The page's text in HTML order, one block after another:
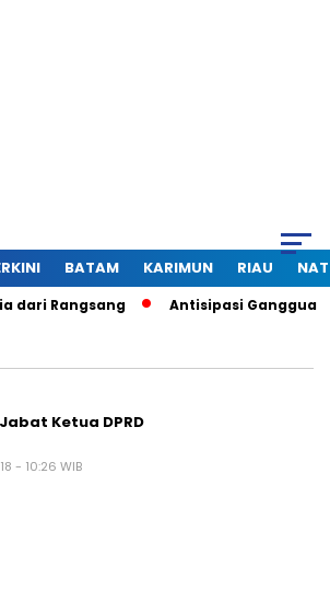
BATAM KARIMUN RIAU
Antisipasi Gangguan
Ketua DPRD
- 10:26 WIB